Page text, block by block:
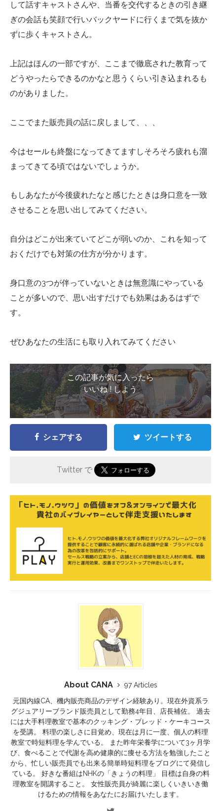
して話すキャストさんや、当番を交代するときの引き継
ぎの会話も笑顔で行いバックヤードに行くまで気を抜か
ずに歩くキャストさん。
上記はほんの一部ですが、ここまで徹底された教育って
どうやったらできるのかなと思うくらい引き込まれるも
のがありました。
ここでまた販売員の話に戻しまして、、、
今はセールも終盤になってきてますしそろそろ疲れも溜
まってきてる頃ではないでしょうか。
もしあなたが今後疲れたなと感じたときは身口意を一致
させることを思い出してみてください。
自分はどこが出来ていてどこが弱いのか、これを知って
おくだけでも対策の仕方が分かります。
身口意の3つが伴っていないときは無意識にやっている
ことが多いので、思い出すだけでも効果はあるはずで
す。
ぜひあなたの生活にも取り入れてみてください
この記事が気に入ったら
いいね ! しよう
シェアする ツイートする
Twitter で
About CANA
97 Articles
元国内線CA、機内販売商品のデザイン経験あり。現在外資系ラ
グジュアリーブランド販売員として勤務4年目、店長補佐。 過去
には大手料理教室で基本のクッキング・ブレッド・ケーキコース
を受講。 料理の楽しさに目覚め、現在は月に一度、個人の料理
教室で時短料理を学んでいる。 また昨年栄養学について3ヶ月学
び、食べることで代謝を高め健康的に痩せる方法を勉強したこと
から、忙しい販売員でも出来る簡単時短料理をブログにて発信し
ている。 好きな番組はNHKの「きょうの料理」 目標は自身の料
理教室を開講すること。 女性販売員が綺麗に楽しくいきいき働
けるための情報をあなたにお届けいたします。